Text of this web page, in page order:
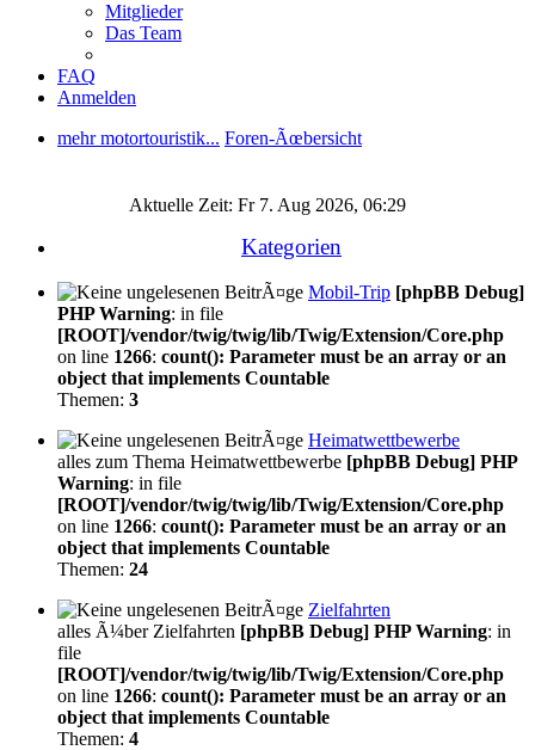
Mitglieder
Das Team
FAQ
Anmelden
mehr motortouristik... Foren-Ãœbersicht
Aktuelle Zeit: Fr 7. Aug 2026, 06:29
Kategorien
Mobil-Trip [phpBB Debug]
PHP Warning: in file
[ROOT]/vendor/twig/twig/lib/Twig/Extension/Core.php
on line 1266: count(): Parameter must be an array or an
object that implements Countable
Themen: 3
Heimatwettbewerbe
alles zum Thema Heimatwettbewerbe [phpBB Debug] PHP
Warning: in file
[ROOT]/vendor/twig/twig/lib/Twig/Extension/Core.php
on line 1266: count(): Parameter must be an array or an
object that implements Countable
Themen: 24
Zielfahrten
alles Ã¼ber Zielfahrten [phpBB Debug] PHP Warning: in
file
[ROOT]/vendor/twig/twig/lib/Twig/Extension/Core.php
on line 1266: count(): Parameter must be an array or an
object that implements Countable
Themen: 4